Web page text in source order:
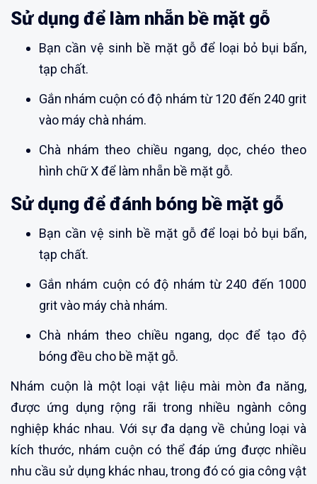
Sử dụng để làm nhẵn bề mặt gỗ
Bạn cần vệ sinh bề mặt gỗ để loại bỏ bụi bẩn,
tạp chất.
Gắn nhám cuộn có độ nhám từ 120 đến 240 grit
vào máy chà nhám.
Chà nhám theo chiều ngang, dọc, chéo theo
hình chữ X để làm nhẵn bề mặt gỗ.
Sử dụng để đánh bóng bề mặt gỗ
Bạn cần vệ sinh bề mặt gỗ để loại bỏ bụi bẩn,
tạp chất.
Gắn nhám cuộn có độ nhám từ 240 đến 1000
grit vào máy chà nhám.
Chà nhám theo chiều ngang, dọc để tạo độ
bóng đều cho bề mặt gỗ.
Nhám cuộn là một loại vật liệu mài mòn đa năng,
được ứng dụng rộng rãi trong nhiều ngành công
nghiệp khác nhau. Với sự đa dạng về chủng loại và
kích thước, nhám cuộn có thể đáp ứng được nhiều
nhu cầu sử dụng khác nhau, trong đó có gia công vật